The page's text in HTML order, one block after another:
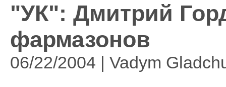
"УК": Дмитрий
фармазонов
06/22/2004 | Vadym